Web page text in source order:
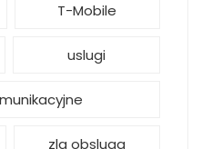
T-Mobile
uslugi
zla obsluga